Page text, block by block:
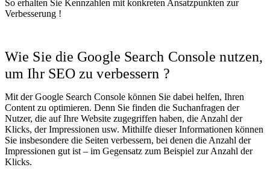
So erhalten Sie Kennzahlen mit konkreten Ansatzpunkten zur
Verbesserung !
Wie Sie die Google Search Console nutzen,
um Ihr SEO zu verbessern ?
Mit der Google Search Console können Sie dabei helfen, Ihren
Content zu optimieren. Denn Sie finden die Suchanfragen der
Nutzer, die auf Ihre Website zugegriffen haben, die Anzahl der
Klicks, der Impressionen usw. Mithilfe dieser Informationen können
Sie insbesondere die Seiten verbessern, bei denen die Anzahl der
Impressionen gut ist – im Gegensatz zum Beispiel zur Anzahl der
Klicks.